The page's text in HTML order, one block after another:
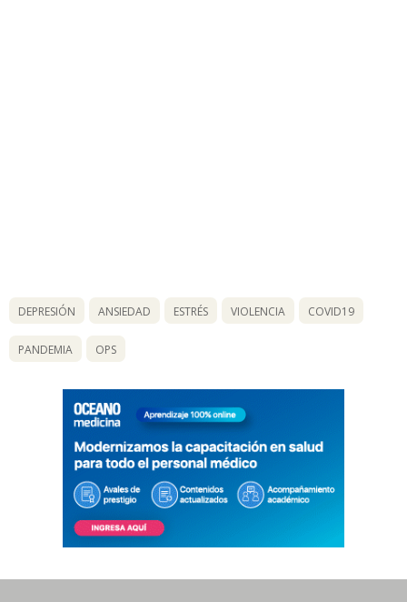
DEPRESIÓN ANSIEDAD ESTRÉS VIOLENCIA COVID19
PANDEMIA OPS